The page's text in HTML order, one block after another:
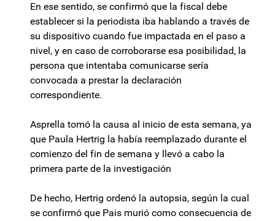
En ese sentido, se confirmó que la fiscal debe
establecer si la periodista iba hablando a través de
su dispositivo cuando fue impactada en el paso a
nivel, y en caso de corroborarse esa posibilidad, la
persona que intentaba comunicarse sería
convocada a prestar la declaración
correspondiente.
Asprella tomó la causa al inicio de esta semana, ya
que Paula Hertrig la había reemplazado durante el
comienzo del fin de semana y llevó a cabo la
primera parte de la investigación
De hecho, Hertrig ordenó la autopsia, según la cual
se confirmó que Pais murió como consecuencia de